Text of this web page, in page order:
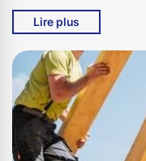
d'expérience à 15100
précise de la fiabilité
prestataires.
détaillés à plusieurs
et les services
croyons fermement
communication sont
collaboration réussie.
Lire plus